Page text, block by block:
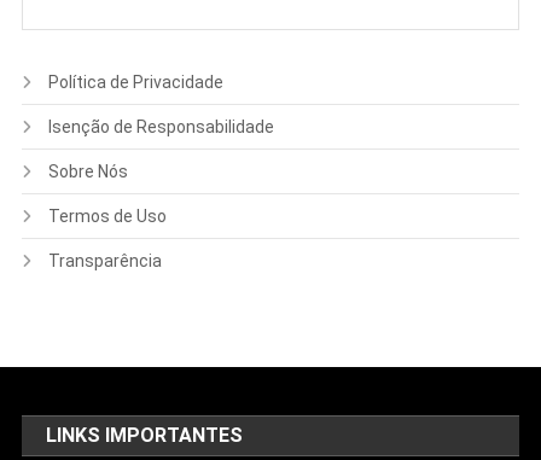
Política de Privacidade
Isenção de Responsabilidade
Sobre Nós
Termos de Uso
Transparência
LINKS IMPORTANTES